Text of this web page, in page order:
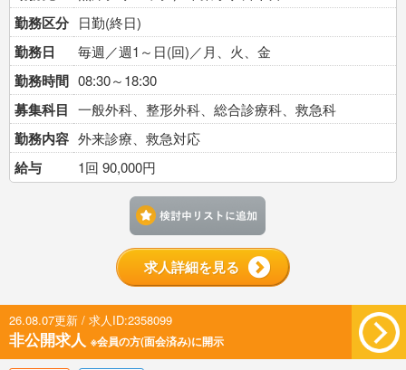
勤務区分 日勤(終日)
勤務日 毎週／週1～日(回)／月、火、金
勤務時間 08:30～18:30
募集科目 一般外科、整形外科、総合診療科、救急科
勤務内容 外来診療、救急対応
給与 1回 90,000円
求人詳細を見る
26.08.07更新 / 求人ID:2358099
非公開求人 ※会員の方(面会済み)に開示